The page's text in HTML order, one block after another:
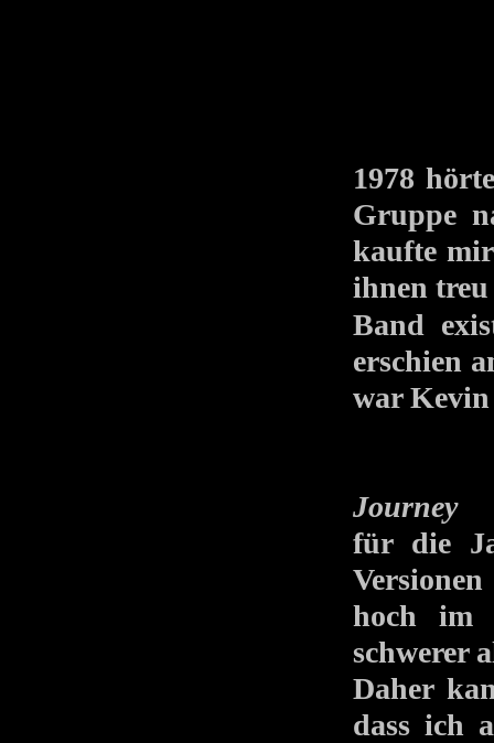
1978
Gruppe
kaufte
ihnen treu
Band
erschien
war
Journey
für die
hoch im
schwerer
Daher
dass ich